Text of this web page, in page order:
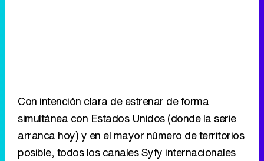
Con intención clara de estrenar de forma
simultánea con Estados Unidos (donde la serie
arranca hoy) y en el mayor número de territorios
posible, todos los canales Syfy internacionales